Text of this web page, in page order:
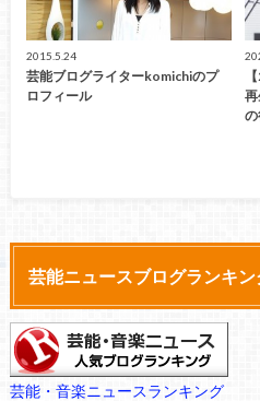
2015.5.24
芸能ブログライターkomichiのプ
ロフィール
芸能ニュースブログランキン
芸能・音楽ニュースランキング